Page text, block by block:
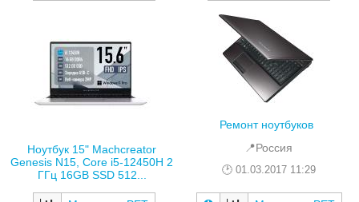
Ноутбук 15" Machcreator
Genesis N15, Core i5-12450H 2
ГГц 16GB SSD 512...
Ремонт ноутбуков
📍Россия
01.03.2017 11:29